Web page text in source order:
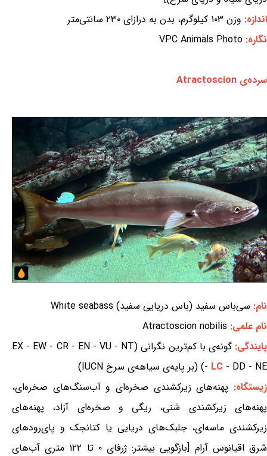
اندازه: وزن ۱۰۳ کیلوگرم، بدن به درازای ۲۳۰ سانتی‌متر
نگاره: VPC Animals Photo
سرده‌ی Atractoscion
نام: سی‌باس سفید (باس دریایی سفید) White seabass
نام علمی: Atractoscion nobilis
پایندگی:
گونه‌ی با کم‌ترین نگرانی (EX - EW - CR - EN - VU - NT
- LC - DD - NE) (بر پایه‌ی سیاهه‌ی سرخ IUCN)
زیستگاه: پهنه‌های زیرکشندی صخره‌ای و آب‌سنگ‌های صخره‌ای،
پهنه‌های زیرکشندی شنی، ریگی و صخره‌ای آزاد، پهنه‌های
زیرکشندی ماسه‌ای، جلبک‌های دریایی یا کتانجک و پای‌رودهای
شرق اقیانوس آرام [بازگویی بیشتر: ژرفای ۰ تا ۱۲۲ متری آب‌های